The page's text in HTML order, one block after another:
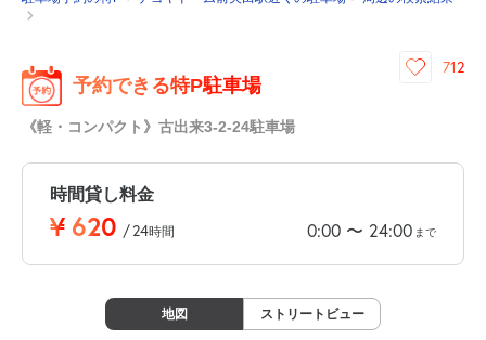
予約できる特P駐車場
《軽・コンパクト》古出来3-2-24駐車場
712
時間貸し料金
¥ 620 /24時間 0:00 〜 24:00 まで
地図 ストリートビュー